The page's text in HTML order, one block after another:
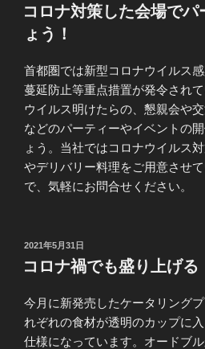
日:
コロナ対策した会場でパ
ょう！
首都圏では新型コロナウイルス
蔓延防止等重点措置が発令され
ウイルス明けたらの、懇親会や
などのパーティーやイベントの
ょう。当社ではコロナウイルス
やデリバリー料理をご用意させ
で、気軽にお問合せください。
投
日:
2021年5月31日
コロナ禍でも盛り上げる
今月に新発売したケータリング
れぞれの食材が透明のカップに
仕様になっています。オードブ